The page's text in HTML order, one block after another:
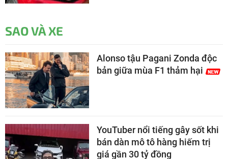
SAO VÀ XE
Alonso tậu Pagani Zonda độc
bản giữa mùa F1 thảm hại
YouTuber nổi tiếng gây sốt khi
bán dàn mô tô hàng hiếm trị
giá gần 30 tỷ đồng